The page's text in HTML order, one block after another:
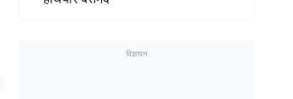
विज्ञापन